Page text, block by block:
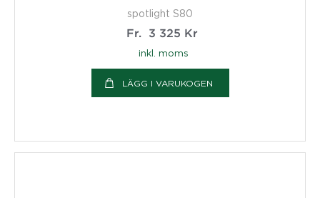
spotlight S80
Fr.
3 325 Kr
inkl. moms
LÄGG I VARUKOGEN